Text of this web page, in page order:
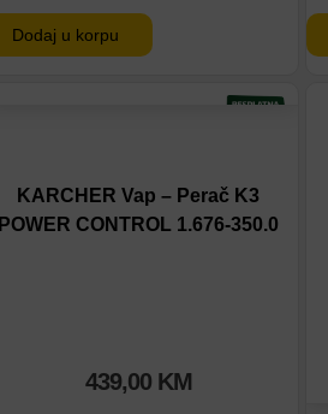
Dodaj u korpu
KARCHER Vap – Perač K3
POWER CONTROL 1.676-350.0
439,00 KM